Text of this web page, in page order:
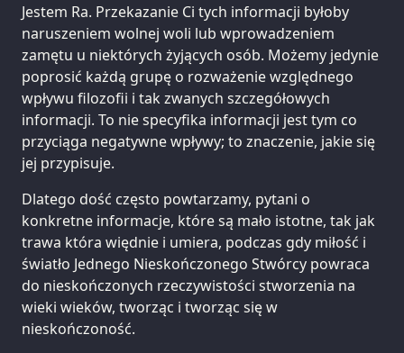
Jestem Ra. Przekazanie Ci tych informacji byłoby
naruszeniem wolnej woli lub wprowadzeniem
zamętu u niektórych żyjących osób. Możemy jedynie
poprosić każdą grupę o rozważenie względnego
wpływu filozofii i tak zwanych szczegółowych
informacji. To nie specyfika informacji jest tym co
przyciąga negatywne wpływy; to znaczenie, jakie się
jej przypisuje.
Dlatego dość często powtarzamy, pytani o
konkretne informacje, które są mało istotne, tak jak
trawa która więdnie i umiera, podczas gdy miłość i
światło Jednego Nieskończonego Stwórcy powraca
do nieskończonych rzeczywistości stworzenia na
wieki wieków, tworząc i tworząc się w
nieskończoność.